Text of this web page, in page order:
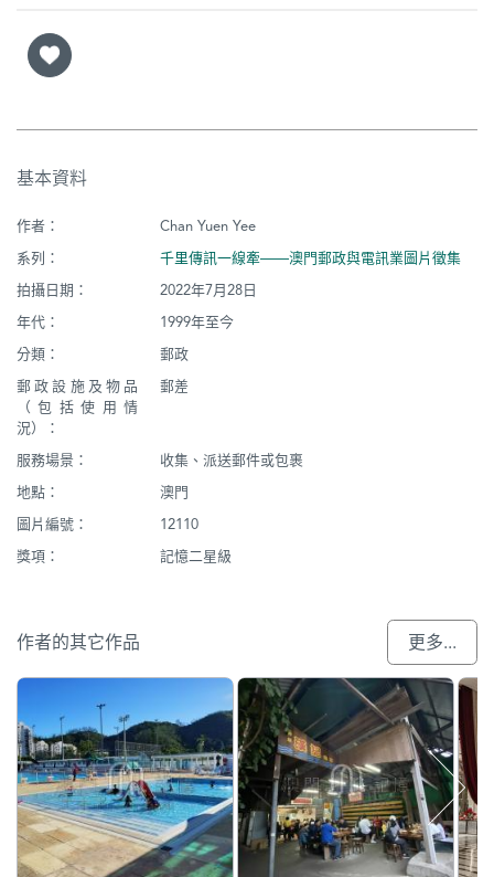
基本資料
作者：
Chan Yuen Yee
系列：
千里傳訊一線牽——澳門郵政與電訊業圖片徵集
拍攝日期：
2022年7月28日
年代：
1999年至今
分類：
郵政
郵政設施及物品
（包括使用情
況）：
郵差
服務場景：
收集、派送郵件或包裹
地點：
澳門
圖片編號：
12110
獎項：
記憶二星級
作者的其它作品 更多...